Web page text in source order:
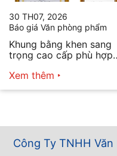
30 TH07, 2026
Báo giá Văn phòng phẩm
Khung bằng khen sang
trọng cao cấp phù hợp
Xem thêm
Công Ty TNHH